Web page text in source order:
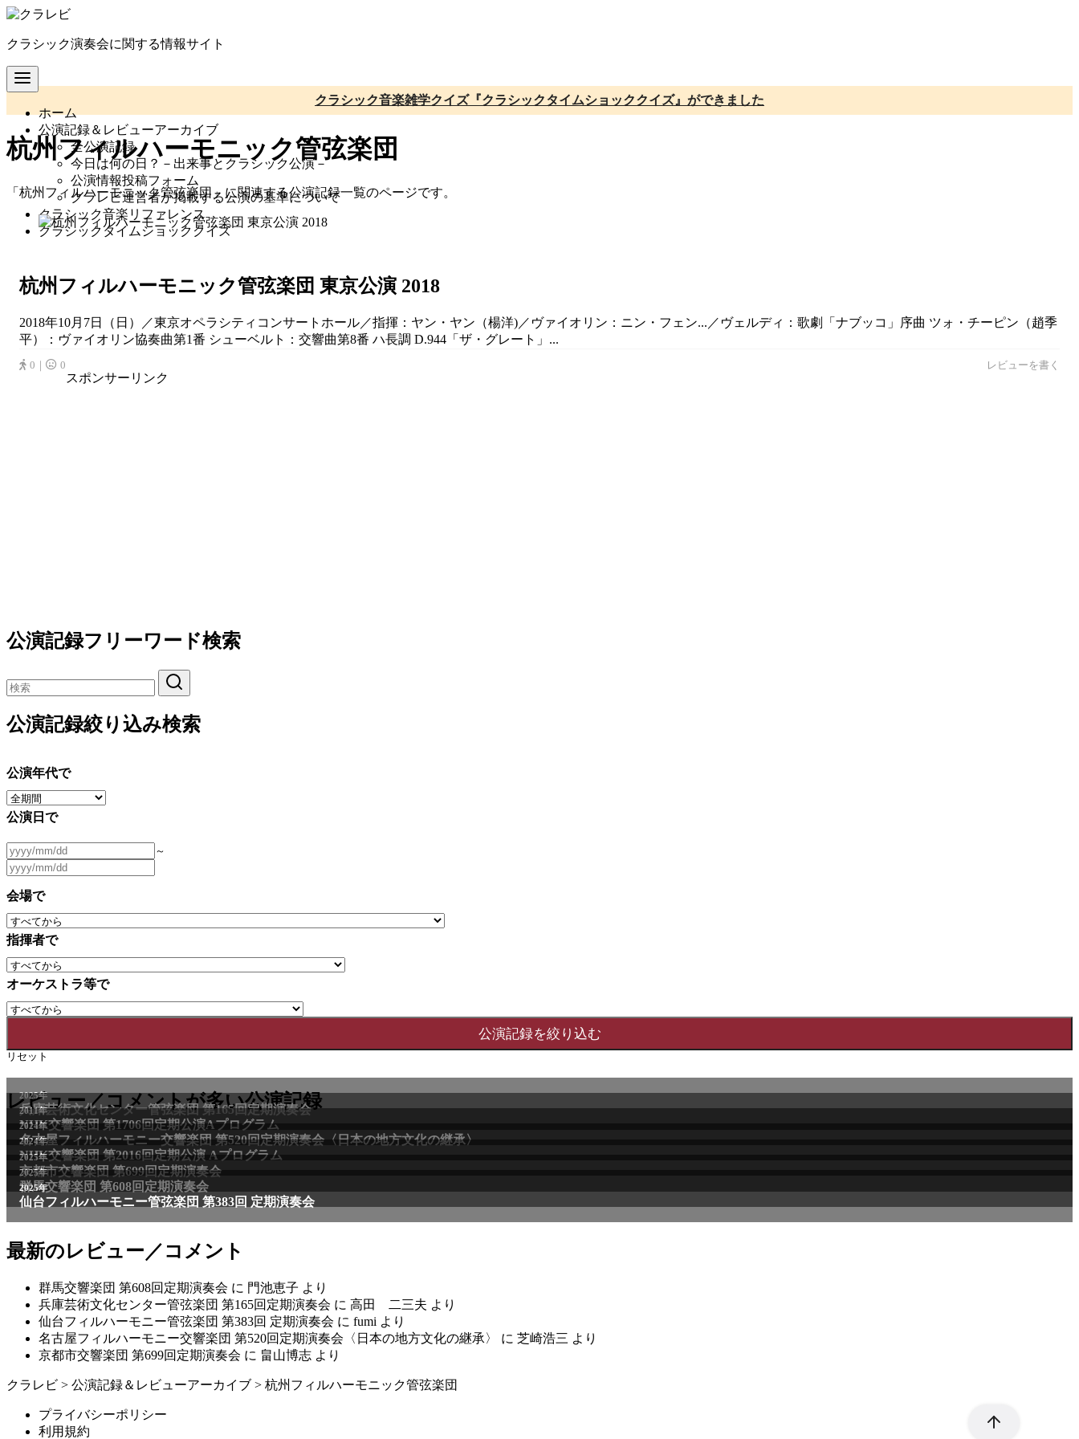
コ
テ
ン
ツ
移
クラシック演奏会に関する情報サイト
ホーム
公演記録＆レビューアーカイブ
全公演記録
今日は何の日？－出来事とクラシック公演－
公演情報投稿フォーム
クラレビ運営者が掲載する公演の基準について
クラシック音楽リファレンス
クラシックタイムショッククイズ
クラシック音楽雑学クイズ『クラシックタイムショッククイズ』ができました
杭州フィルハーモニック管弦楽団
「杭州フィルハーモニック管弦楽団」に関連する公演記録一覧のページです。
杭州フィルハーモニック管弦楽団 東京公演 2018
2018年10月7日（日）／東京オペラシティコンサートホール／指揮：ヤン・ヤン（楊洋)／ヴァイオリン：ニン・フェン...／ヴェルディ：歌劇「ナブッコ」序曲 ツォ・チーピン（趙季
平）：ヴァイオリン協奏曲第1番 シューベルト：交響曲第8番 ハ長調 D.944「ザ・グレート」...
0｜ 0 レビューを書く
スポンサーリンク
公演記録フリーワード検索
公演記録絞り込み検索
公演年代で
公演日で
～
会場で
指揮者で
オーケストラ等で
リセット
レビュー／コメントが多い公演記録
2025年
兵庫芸術文化センター管弦楽団 第165回定期演奏会
2011年
NHK交響楽団 第1706回定期公演Aプログラム
2024年
名古屋フィルハーモニー交響楽団 第520回定期演奏会〈日本の地方文化の継承〉
2024年
NHK交響楽団 第2016回定期公演 Aプログラム
2025年
京都市交響楽団 第699回定期演奏会
2025年
群馬交響楽団 第608回定期演奏会
2025年
仙台フィルハーモニー管弦楽団 第383回 定期演奏会
最新のレビュー／コメント
群馬交響楽団 第608回定期演奏会 に 門池恵子 より
兵庫芸術文化センター管弦楽団 第165回定期演奏会 に 高田 二三夫 より
仙台フィルハーモニー管弦楽団 第383回 定期演奏会 に fumi より
名古屋フィルハーモニー交響楽団 第520回定期演奏会〈日本の地方文化の継承〉
に 芝崎浩三 より
京都市交響楽団 第699回定期演奏会 に 畠山博志 より
クラレビ > 公演記録＆レビューアーカイブ > 杭州フィルハーモニック管弦楽団
プライバシーポリシー
利用規約